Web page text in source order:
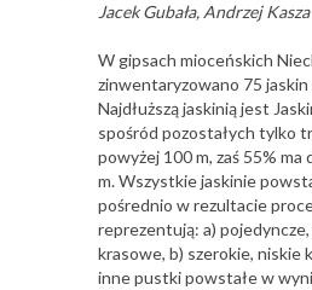
Jacek Gubała, Andrzej Kasza
W gipsach mioceńskich
zinwentaryzowano 75
Najdłuższą jaskinią jest
spośród pozostałych tylko
powyżej 100 m, zaś 55% ma
m. Wszystkie jaskinie
pośrednio w rezultacie
reprezentują: a) pojedyncze,
krasowe, b) szerokie, niskie
inne pustki powstałe w